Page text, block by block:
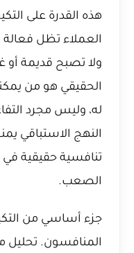
هذه القدرة على
العملاء تظل
ولا تصبح قديمة
الحقيقي هو من
له، وليس مجرد
النهج الاستباقي
تنافسية حقيقية
الصعب.
جزء أساسي من
المنافسون. تحليل